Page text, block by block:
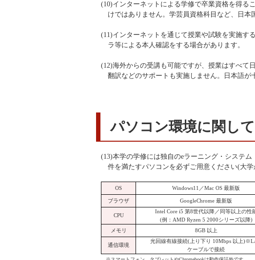
(10)インターネットによる学修で卒業資格を得る
けではありません。学芸員資格科目など、日本
(11)インターネットを通じて授業や試験を実施す
ラ等による本人確認をする場合があります。
(12)海外からの受講も可能ですが、授業はすべて
翻訳などのサポートも実施しません。日本語が
パソコン環境に関して
(13)本学の学修には独自のeラーニング・システ
件を満たすパソコンを必ずご用意ください(大
OS Windows11／Mac OS 最新版
ブラウザ GoogleChrome 最新版
CPU
Intel Core i5 第8世代以降／同等以上の性
(例：AMD Ryzen 5 2000シリーズ以降)
メモリ
8GB 以上
通信環境
光回線有線接続(上り下り 10Mbps 以上
ケーブルで接続